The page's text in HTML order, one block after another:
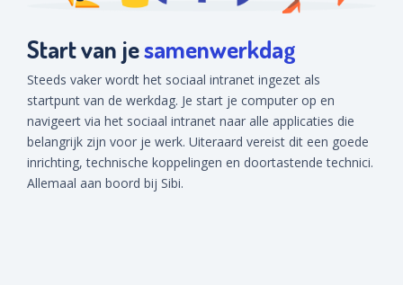
Start van jesamenwerkdag
Steeds vaker wordt het sociaal intranet ingezet als
startpunt van de werkdag. Je start je computer op en
navigeert via het sociaal intranet naar alle applicaties die
belangrijk zijn voor je werk. Uiteraard vereist dit een goede
inrichting, technische koppelingen en doortastende technici.
Allemaal aan boord bij Sibi.